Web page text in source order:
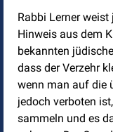
Rabbi Lerner
Hinweis aus dem
bekannten
dass der Verzehr
wenn man auf die
jedoch verboten
sammeln und es